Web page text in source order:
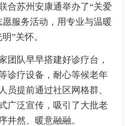
合苏州安康通举办了“关爱
服务活动，用专业与温暖
”关怀。
队早早搭建好诊疗台，
诊疗设备，耐心等候老年
员提前通过社区网格群、
广泛宣传，吸引了大批老
井然、暖意融融。